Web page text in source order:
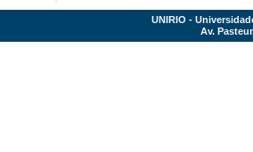
UNIRIO -
Av.